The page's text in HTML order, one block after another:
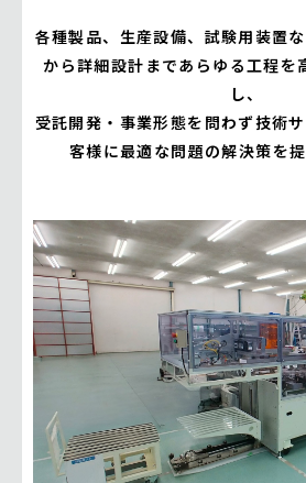
各種製品、生産設備、試験用装置
から詳細設計まであらゆる工程を
し、
受託開発・事業形態を問わず技術
客様に最適な問題の解決策を提